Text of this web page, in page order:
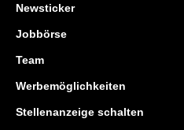
Newsticker
Jobbörse
Team
Werbemöglichkeiten
Stellenanzeige schalten